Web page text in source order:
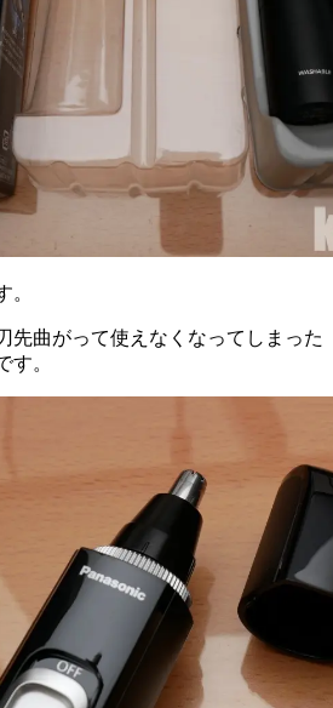
。
先曲がって使えなくなってしまった
す。